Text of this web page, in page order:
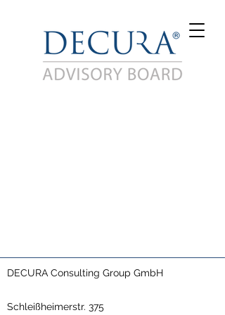
DECURA Consulting Group GmbH
Schleißheimerstr. 375